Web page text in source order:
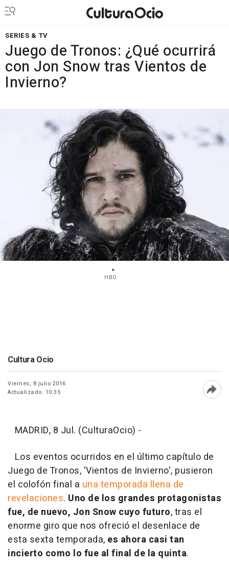
SERIES & TV
Juego de Tronos: ¿Qué ocurrirá
con Jon Snow tras Vientos de
Invierno?
HBO
Cultura Ocio
Viernes, 8 julio 2016
Actualizado: 10:35
MADRID, 8 Jul. (CulturaOcio) -
Los eventos ocurridos en el último capítulo de
Juego de Tronos, 'Vientos de Invierno', pusieron
el colofón final a una temporada llena de
revelaciones. Uno de los grandes protagonistas
fue, de nuevo, Jon Snow cuyo futuro, tras el
enorme giro que nos ofreció el desenlace de
esta sexta temporada, es ahora casi tan
incierto como lo fue al final de la quinta.